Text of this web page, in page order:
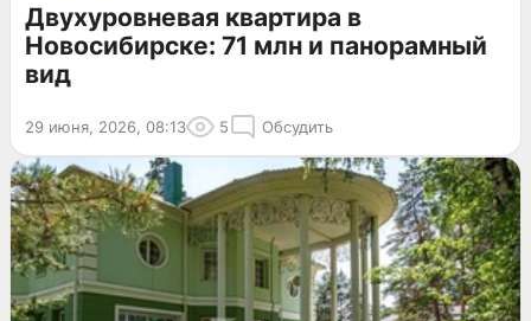
Двухуровневая квартира в
Новосибирске: 71 млн и панорамный
вид
29 июня, 2026, 08:13 5 Обсудить